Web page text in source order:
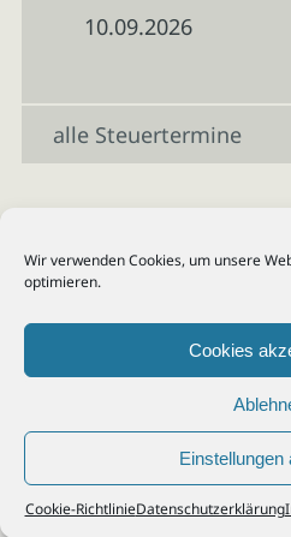
Wir verwenden Cookies, um unsere
optimieren.
Cookies
Einstellungen
Cookie-RichtlinieDatenschutzerklärung
10.09.2026
alle Steuertermine
© 2026Steuerberater Kempf, Köln -